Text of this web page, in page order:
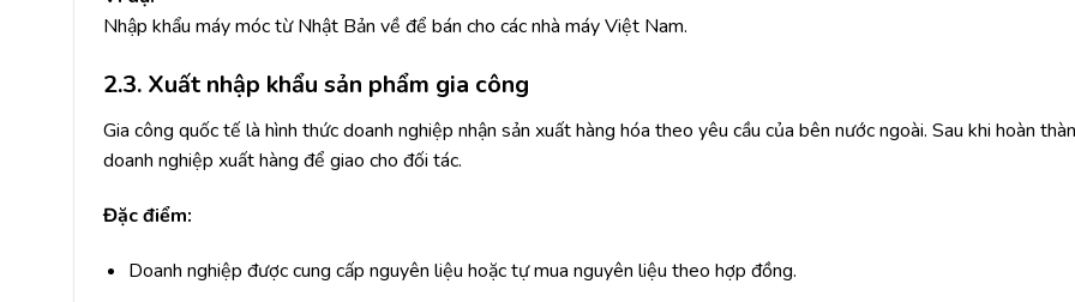
Nhập khẩu máy móc từ Nhật Bản về để bán cho các nhà máy Việt Nam.
2.3. Xuất nhập khẩu sản phẩm gia công
Gia công quốc tế là hình thức doanh nghiệp nhận sản xuất hàng hóa theo yêu cầu của bên nước ngoài. Sau khi hoàn
doanh nghiệp xuất hàng để giao cho đối tác.
Đặc điểm:
Doanh nghiệp được cung cấp nguyên liệu hoặc tự mua nguyên liệu theo hợp đồng.